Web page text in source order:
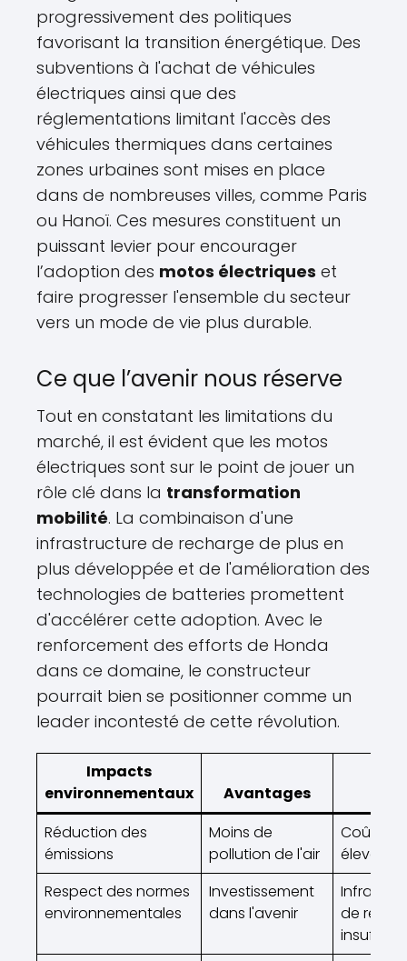
progressivement des politiques
favorisant la transition énergétique. Des
subventions à l'achat de véhicules
électriques ainsi que des
réglementations limitant l'accès des
véhicules thermiques dans certaines
zones urbaines sont mises en place
dans de nombreuses villes, comme Paris
ou Hanoï. Ces mesures constituent un
puissant levier pour encourager
l’adoption des motos électriques et
faire progresser l'ensemble du secteur
vers un mode de vie plus durable.
Ce que l’avenir nous réserve
Tout en constatant les limitations du
marché, il est évident que les motos
électriques sont sur le point de jouer un
rôle clé dans la transformation
mobilité. La combinaison d'une
infrastructure de recharge de plus en
plus développée et de l'amélioration des
technologies de batteries promettent
d'accélérer cette adoption. Avec le
renforcement des efforts de Honda
dans ce domaine, le constructeur
pourrait bien se positionner comme un
leader incontesté de cette révolution.
Impacts
environnementaux
Avantages
Réduction des
émissions
Moins de
pollution de l'air
Coût
élevé
Respect des normes
environnementales
Investissement
dans l'avenir
de